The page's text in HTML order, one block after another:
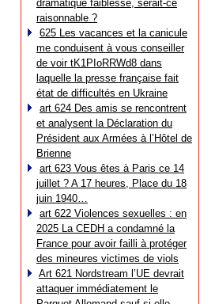
dramatique faiblesse, serait-ce
raisonnable ?
625 Les vacances et la canicule
me conduisent à vous conseiller
de voir tK1PIoRRWd8 dans
laquelle la presse française fait
état de difficultés en Ukraine
art 624 Des amis se rencontrent
et analysent la Déclaration du
Président aux Armées à l’Hôtel de
Brienne
art 623 Vous êtes à Paris ce 14
juillet ? A 17 heures, Place du 18
juin 1940…
art 622 Violences sexuelles : en
2025 La CEDH a condamné la
France pour avoir failli à protéger
des mineures victimes de viols
Art 621 Nordstream l’UE devrait
attaquer immédiatement le